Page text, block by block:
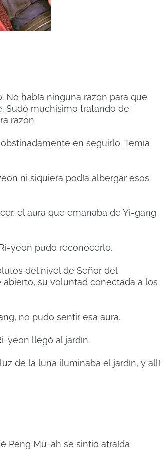
No había ninguna razón para que
Sudó muchísimo tratando de
razón.
en seguirlo. Temía
ni siquiera podía albergar esos
el aura que emanaba de Yi-gang
yeon pudo reconocerlo.
del nivel de Señor del
su voluntad conectada a los
no pudo sentir esa aura.
yeon llegó al jardín.
de la luna iluminaba el jardín, y allí
Peng Mu-ah se sintió atraída